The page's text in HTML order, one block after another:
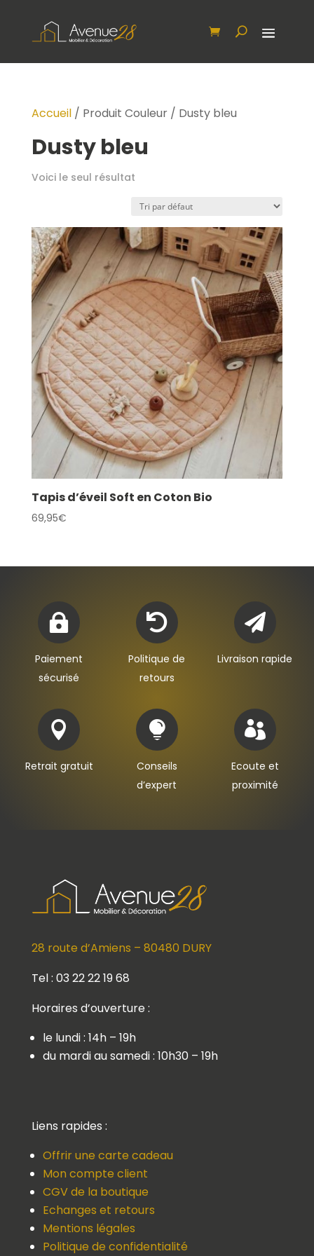
Accueil/ Produit Couleur / Dusty bleu
Dusty bleu
Voici le seul résultat
Tapis d’éveil Soft en Coton Bio
69,95€

Paiement
sécurisé

Politique de
retours

Livraison rapide

Retrait gratuit

Conseils
d’expert

Ecoute et
proximité
28 route d’Amiens – 80480 DURY
Tel : 03 22 22 19 68
Horaires d’ouverture :
le lundi : 14h – 19h
du mardi au samedi : 10h30 – 19h
Liens rapides :
Offrir une carte cadeau
Mon compte client
CGV de la boutique
Echanges et retours
Mentions légales
Politique de confidentialité